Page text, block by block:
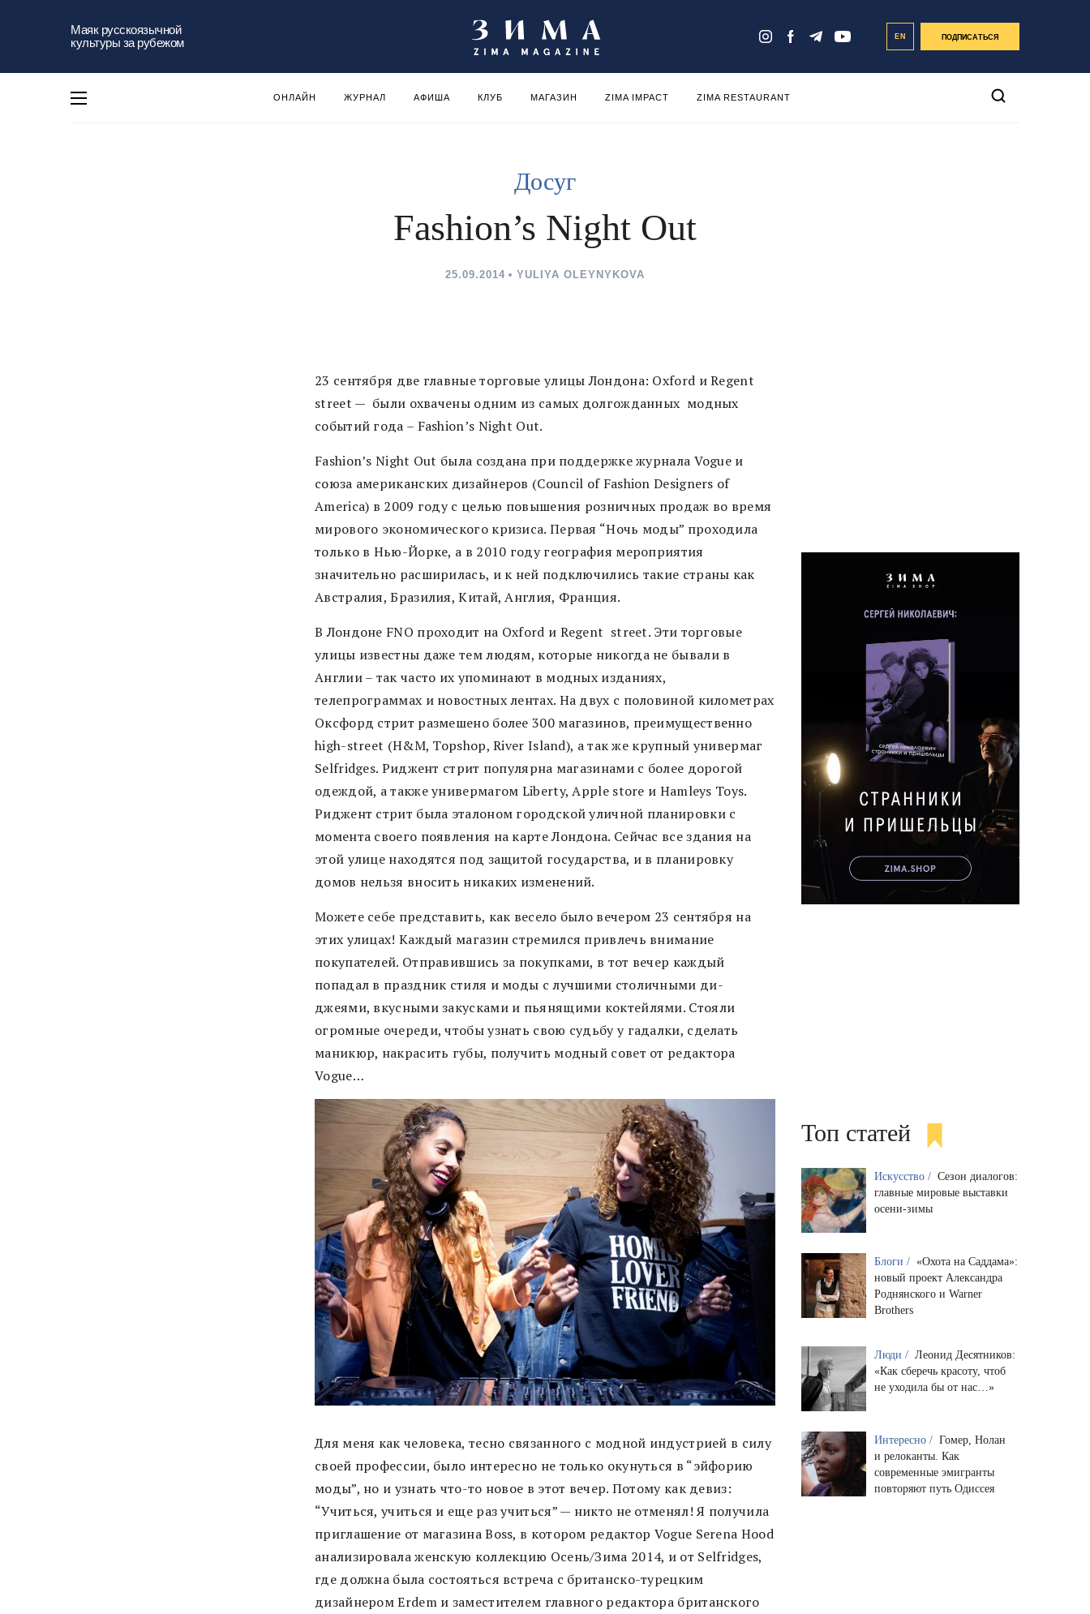
Маяк русскоязычной
культуры за рубежом
EN ПОДПИСАТЬСЯ
ОНЛАЙН ЖУРНАЛ АФИША КЛУБ МАГАЗИН ZIMA IMPACT ZIMA RESTAURANT
Досуг
Fashion’s Night Out
25.09.2014 YULIYA OLEYNYKOVA
23 cентября две главные торговые улицы Лондона: Oxford и Regent
street — были охвачены одним из самых долгожданных модных
событий года – Fashion’s Night Out.
Fashion’s Night Out была создана при поддержке журнала Vogue и
союза американских дизайнеров (Council of Fashion Designers of
America) в 2009 году с целью повышения розничных продаж во время
мирового экономического кризиса. Первая “Ночь моды” проходила
только в Нью-Йорке, а в 2010 году география мероприятия
значительно расширилась, и к ней подключились такие страны как
Австралия, Бразилия, Китай, Англия, Франция.
В Лондоне FNO проходит на Oxford и Regent street. Эти торговые
улицы известны даже тем людям, которые никогда не бывали в
Англии – так часто их упоминают в модных изданиях,
телепрограммах и новостных лентах. На двух с половиной километрах
Оксфорд стрит размешено более 300 магазинов, преимущественно
high-street (H&M, Topshop, River Island), а так же крупный универмаг
Selfridges. Риджент стрит популярна магазинами с более дорогой
одеждой, а также универмагом Liberty, Apple store и Hamleys Toys.
Риджент стрит была эталоном городской уличной планировки с
момента своего появления на карте Лондона. Сейчас все здания на
этой улице находятся под защитой государства, и в планировку
домов нельзя вносить никаких изменений.
Можете себе представить, как весело было вечером 23 сентября на
этих улицах! Каждый магазин стремился привлечь внимание
покупателей. Отправившись за покупками, в тот вечер каждый
попадал в праздник стиля и моды с лучшими столичными ди-
джеями, вкусными закусками и пьянящими коктейлями. Стояли
огромные очереди, чтобы узнать свою судьбу у гадалки, сделать
маникюр, накрасить губы, получить модный совет от редактора
Vogue…
Для меня как человека, тесно связанного с модной индустрией в силу
своей профессии, было интересно не только окунуться в “эйфорию
моды”, но и узнать что-то новое в этот вечер. Потому как девиз:
“Учиться, учиться и еще раз учиться” — никто не отменял! Я получила
приглашение от магазина Boss, в котором редактор Vogue Serena Hood
анализировала женскую коллекцию Осень/Зима 2014, и от Selfridges,
где должна была состояться встреча с британско-турецким
дизайнером Erdem и заместителем главного редактора британского
Топ статей
Искусство / Сезон диалогов:
главные мировые выставки
осени-зимы
Блоги / «Охота на Саддама»:
новый проект Александра
Роднянского и Warner
Brothers
Люди / Леонид Десятников:
«Как сберечь красоту, чтоб
не уходила бы от нас…»
Интересно / Гомер, Нолан
и релоканты. Как
современные эмигранты
повторяют путь Одиссея